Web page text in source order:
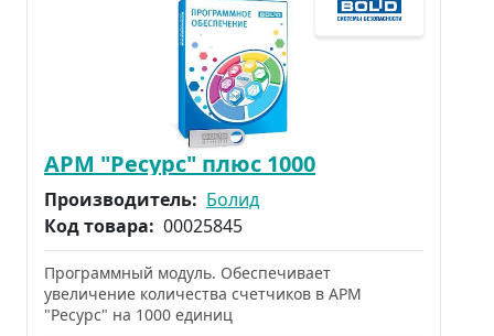
АРМ "Ресурс" плюс 1000
Производитель: Болид
Код товара: 00025845
Программный модуль. Обеспечивает
увеличение количества счетчиков в АРМ
"Ресурс" на 1000 единиц